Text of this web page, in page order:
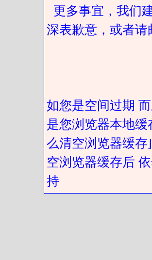
更多事宜，我们
深表歉意，或者请
如您是空间过期
是您浏览器本地
么清空浏览器缓
空浏览器缓存后
持